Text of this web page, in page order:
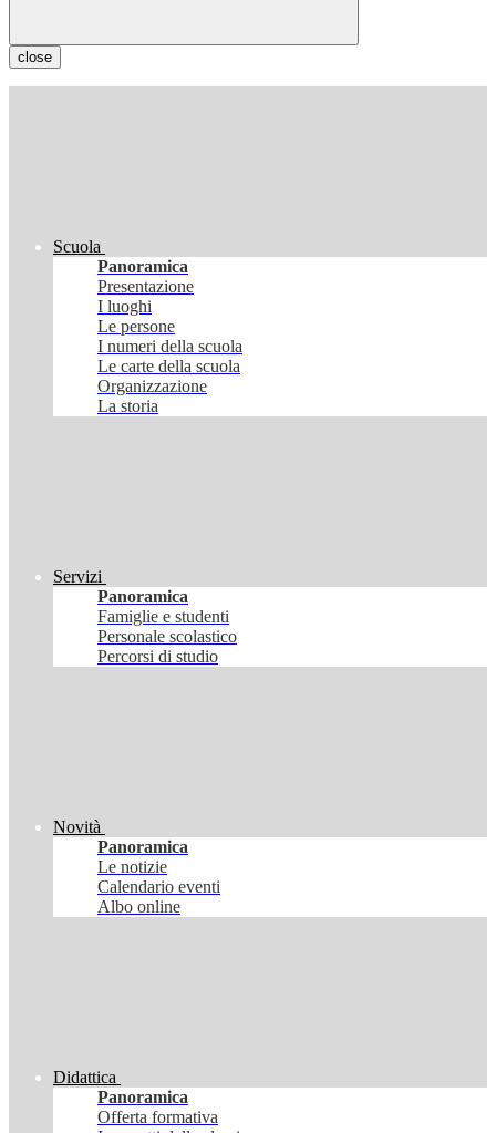
close
Scuola
Panoramica
Presentazione
I luoghi
Le persone
I numeri della scuola
Le carte della scuola
Organizzazione
La storia
Servizi
Panoramica
Famiglie e studenti
Personale scolastico
Percorsi di studio
Novità
Panoramica
Le notizie
Calendario eventi
Albo online
Didattica
Panoramica
Offerta formativa